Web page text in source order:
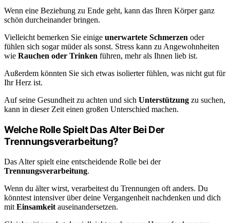
Wenn eine Beziehung zu Ende geht, kann das Ihren Körper ganz
schön durcheinander bringen.
Vielleicht bemerken Sie einige unerwartete Schmerzen oder
fühlen sich sogar müder als sonst. Stress kann zu Angewohnheiten
wie Rauchen oder Trinken führen, mehr als Ihnen lieb ist.
Außerdem könnten Sie sich etwas isolierter fühlen, was nicht gut für
Ihr Herz ist.
Auf seine Gesundheit zu achten und sich Unterstützung zu suchen,
kann in dieser Zeit einen großen Unterschied machen.
Welche Rolle Spielt Das Alter Bei Der
Trennungsverarbeitung?
Das Alter spielt eine entscheidende Rolle bei der
Trennungsverarbeitung.
Wenn du älter wirst, verarbeitest du Trennungen oft anders. Du
könntest intensiver über deine Vergangenheit nachdenken und dich
mit Einsamkeit auseinandersetzen.